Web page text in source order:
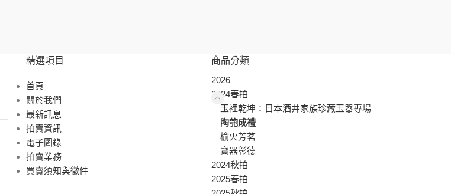
精選項目
首頁
關於我們
最新訊息
拍賣資訊
電子圖錄
拍賣業務
買賣須知與徵件
商品分類
2026
2024春拍
玉裡乾坤：日本酒井家族珍藏玉器專場
陶匏成禮
榆火芳茗
寶器彰德
2024秋拍
2025春拍